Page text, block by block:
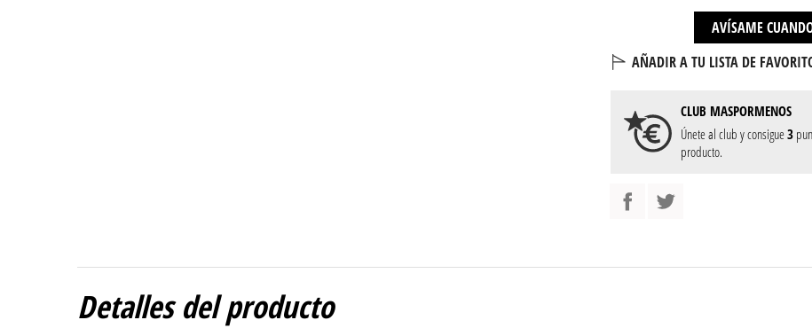
AVÍSAME
AÑADIR A TU LISTA DE
CLUB MASPORMENOS
Únete al club y consigue3
producto.
Detalles del producto